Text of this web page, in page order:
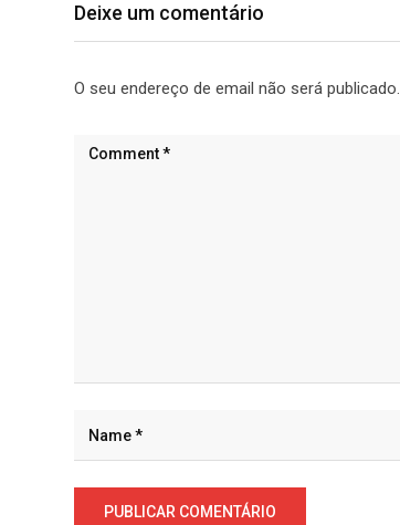
Deixe um comentário
O seu endereço de email não será publicado.